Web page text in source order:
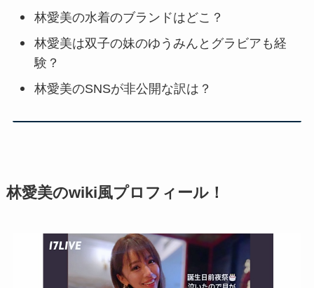
林愛美の水着のブランドはどこ？
林愛美は双子の妹のゆうみんとグラビアも経
験？
林愛美のSNSが非公開な訳は？
林愛美のwiki風プロフィール！